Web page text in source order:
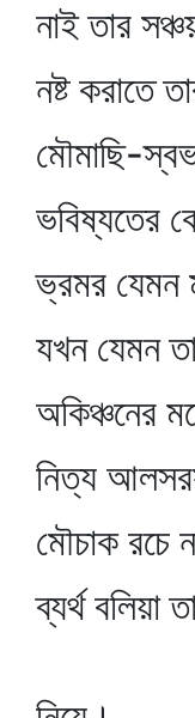
নাই তার
নষ্ট করাতে
মৌমাছি-
ভবিষ্যতের
ভ্রমর যেমন
যখন যেমন
অকিঞ্চনের
নিত্য
মৌচাক রচে
ব্যর্থ বলিয়া
গাল